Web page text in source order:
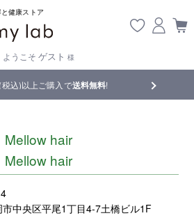
健康ストア
ようこそ ゲスト 様
込)以上ご購入で送料無料! 【重要】
Mellow hair
Mellow hair
中央区平尾1丁目4-7土橋ビル1F